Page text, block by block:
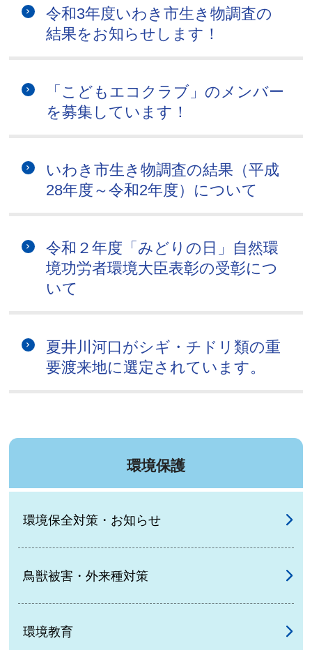
令和3年度いわき市生き物調査の
結果をお知らせします！
「こどもエコクラブ」のメンバー
を募集しています！
いわき市生き物調査の結果（平成
28年度～令和2年度）について
令和２年度「みどりの日」自然環
境功労者環境大臣表彰の受彰につ
いて
夏井川河口がシギ・チドリ類の重
要渡来地に選定されています。
環境保護
環境保全対策・お知らせ
鳥獣被害・外来種対策
環境教育